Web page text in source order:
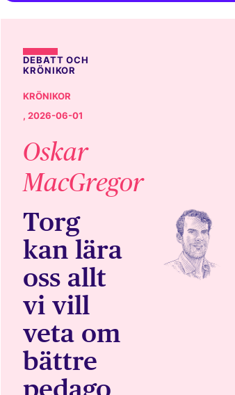
DEBATT OCH
KRÖNIKOR
KRÖNIKOR
, 2026-06-01
Oskar
MacGregor
Torg
kan lära
oss allt
vi vill
veta om
bättre
pedago